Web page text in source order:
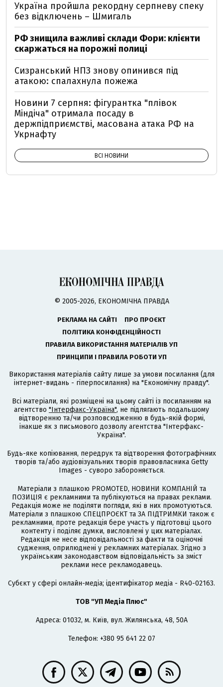
Україна пройшла рекордну серпневу спеку
без відключень – Шмигаль
РФ знищила важливі склади Фори: клієнти
скаржаться на порожні полиці
Сизранський НПЗ знову опинився під
атакою: спалахнула пожежа
Новини 7 серпня: фігурантка "плівок
Міндіча" отримала посаду в
держпідприємстві, масована атака РФ на
Укрнафту
ВСІ НОВИНИ
© 2005-2026, ЕКОНОМІЧНА ПРАВДА
РЕКЛАМА НА САЙТІ
ПРО ПРОЄКТ
ПОЛІТИКА КОНФІДЕНЦІЙНОСТІ
ПРАВИЛА ВИКОРИСТАННЯ МАТЕРІАЛІВ УП
ПРИНЦИПИ І ПРАВИЛА РОБОТИ УП
Використання матеріалів сайту лише за умови посилання (для
інтернет-видань - гіперпосилання) на "Економічну правду".
Всі матеріали, які розміщені на цьому сайті із посиланням на
агентство "Інтерфакс-Україна", не підлягають подальшому
відтворенню та/чи розповсюдженню в будь-якій формі,
інакше як з письмового дозволу агентства "Інтерфакс-
Україна".
Будь-яке копіювання, передрук та відтворення фотографічних
творів та/або аудіовізуальних творів правовласника Getty
Images - суворо забороняється.
Матеріали з плашкою PROMOTED, НОВИНИ КОМПАНІЙ та
ПОЗИЦІЯ є рекламними та публікуються на правах реклами.
Редакція може не поділяти погляди, які в них промотуються.
Матеріали з плашкою СПЕЦПРОЄКТ та ЗА ПІДТРИМКИ також є
рекламними, проте редакція бере участь у підготовці цього
контенту і поділяє думки, висловлені у цих матеріалах.
Редакція не несе відповідальності за факти та оціночні
судження, оприлюднені у рекламних матеріалах. Згідно з
українським законодавством відповідальність за зміст
реклами несе рекламодавець.
Cубєкт у сфері онлайн-медіа; ідентифікатор медіа - R40-02163.
ТОВ "УП Медіа Плюс"
Адреса: 01032, м. Київ, вул. Жилянська, 48, 50А
Телефон: +380 95 641 22 07